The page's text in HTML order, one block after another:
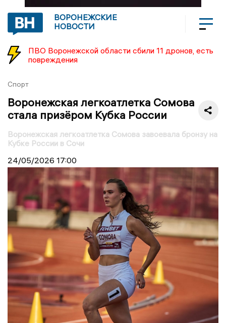
ВОРОНЕЖСКИЕ
НОВОСТИ
ПВО Воронежской области сбили 11 дронов, есть
повреждения
Спорт
Воронежская легкоатлетка Сомова
стала призёром Кубка России
Воронежская легкоатлетка Сомова завоевала бронзу на
Кубке России в Сочи
24/05/2026 17:00